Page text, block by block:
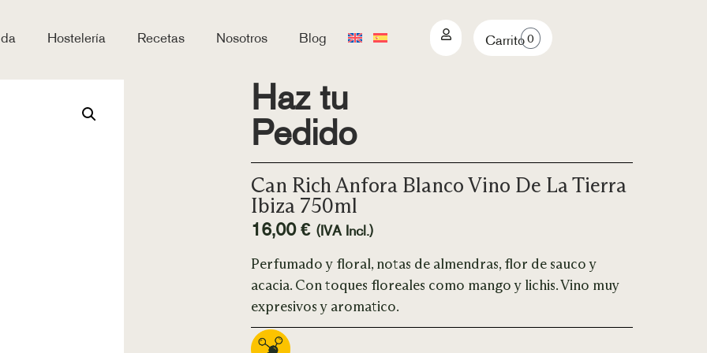
Hostelería Recetas Nosotros Blog Carrito0
Haz tu
Pedido
Can Rich Anfora Blanco Vino De La Tierra
Ibiza 750ml
16,00€ (IVA Incl.)
Perfumado y floral, notas de almendras, flor de sauco y
acacia. Con toques floreales como mango y lichis. Vino muy
expresivos y aromatico.